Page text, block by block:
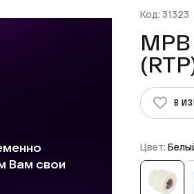
Код: 31323
МРВ 63 * 2" БЕЛАЯ PP-R
В
Цвет: